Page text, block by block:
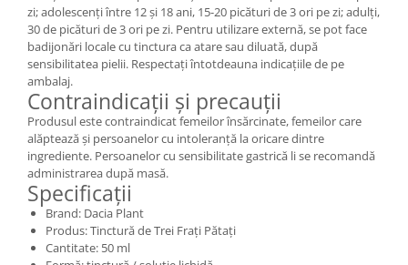
zi; adolescenți între 12 și 18 ani, 15-20 picături de 3 ori pe zi; adulți,
30 de picături de 3 ori pe zi. Pentru utilizare externă, se pot face
badijonări locale cu tinctura ca atare sau diluată, după
sensibilitatea pielii. Respectați întotdeauna indicațiile de pe
ambalaj.
Contraindicații și precauții
Produsul este contraindicat femeilor însărcinate, femeilor care
alăptează și persoanelor cu intoleranță la oricare dintre
ingrediente. Persoanelor cu sensibilitate gastrică li se recomandă
administrarea după masă.
Specificații
Brand: Dacia Plant
Produs: Tinctură de Trei Frați Pătați
Cantitate: 50 ml